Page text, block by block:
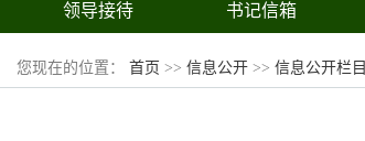
领导接待 书记信箱
您现在的位置： 首页 >> 信息公开 >> 信息公开栏目